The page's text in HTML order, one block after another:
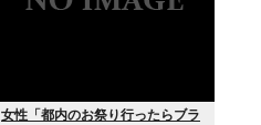
女性「都内のお祭り行ったらブラ